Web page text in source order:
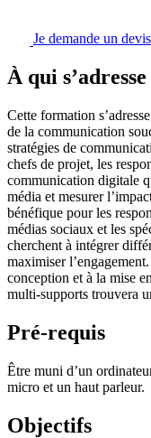
Je demande un devis
À qui
Cette formation
de la communication
stratégies de
chefs de projet, les
communication digitale
média et mesurer
bénéfique pour les
médias sociaux et les
cherchent à intégrer
maximiser
conception et à la mise
multi-supports trouvera
Pré-requis
Être muni d’un
micro et un haut parleur.
Objectifs